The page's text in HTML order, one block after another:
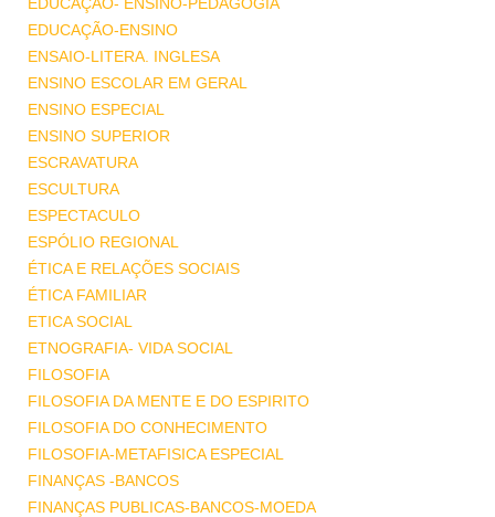
EDUCAÇÃO-ENSINO
ENSAIO-LITERA. INGLESA
ENSINO ESCOLAR EM GERAL
ENSINO ESPECIAL
ENSINO SUPERIOR
ESCRAVATURA
ESCULTURA
ESPECTACULO
ESPÓLIO REGIONAL
ÉTICA E RELAÇÕES SOCIAIS
ÉTICA FAMILIAR
ETICA SOCIAL
ETNOGRAFIA- VIDA SOCIAL
FILOSOFIA
FILOSOFIA DA MENTE E DO ESPIRITO
FILOSOFIA DO CONHECIMENTO
FILOSOFIA-METAFISICA ESPECIAL
FINANÇAS -BANCOS
FINANÇAS PUBLICAS-BANCOS-MOEDA